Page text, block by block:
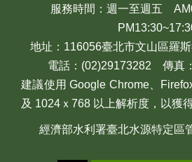
服務時間：週一至週五
地址：116056臺北市文山區羅
電話：(02)29173282 傳真
建議使用 Google Chrome、
及 1024ｘ768 以上解析度，以獲
經濟部水利署臺北水源特定區